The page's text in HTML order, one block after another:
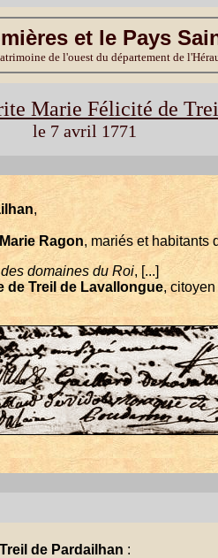
et le Pays
de l'ouest du département de
Marie Félicité de
le 7 avril 1771
,
Ragon, mariés et habitants
domaines du Roi, [...]
de Treil de Lavallongue, citoyen
de Pardailhan :